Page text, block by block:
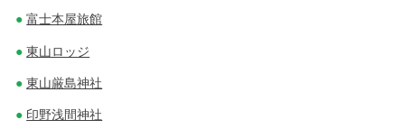
富士本屋旅館
東山ロッジ
東山厳島神社
印野浅間神社